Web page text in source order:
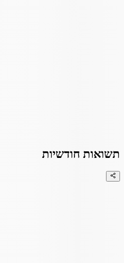
תשואות חודשיות